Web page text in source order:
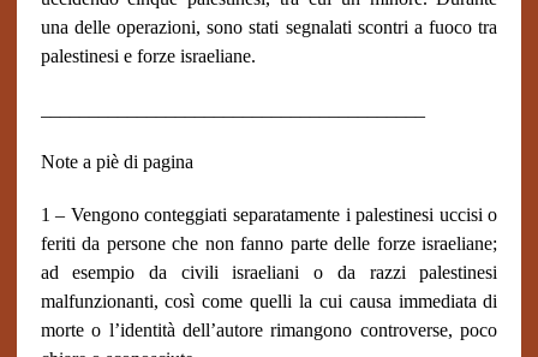
una delle operazioni, sono stati segnalati scontri a fuoco tra
palestinesi e forze israeliane.
Note a piè di pagina
1 – Vengono conteggiati separatamente i palestinesi uccisi o
feriti da persone che non fanno parte delle forze israeliane;
ad esempio da civili israeliani o da razzi palestinesi
malfunzionanti, così come quelli la cui causa immediata di
morte o l’identità dell’autore rimangono controverse, poco